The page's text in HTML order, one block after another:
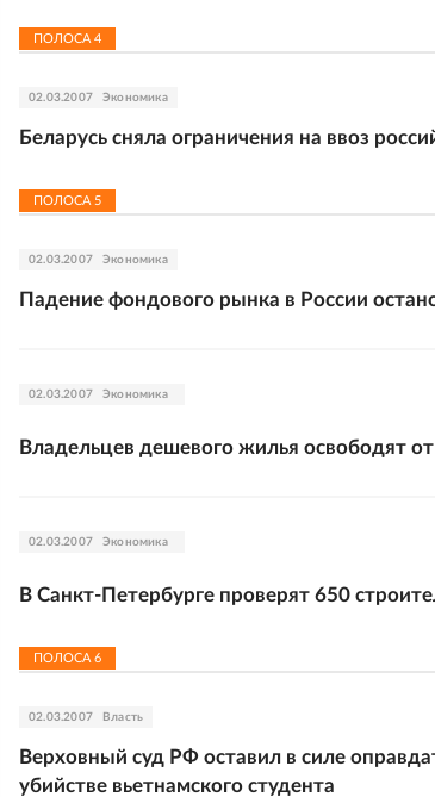
ПОЛОСА 4
02.03.2007 Экономика
Беларусь сняла ограничения на ввоз
ПОЛОСА 5
02.03.2007 Экономика
Падение фондового рынка в России
02.03.2007 Экономика
Владельцев дешевого жилья освободят
02.03.2007 Экономика
В Санкт-Петербурге проверят 650
ПОЛОСА 6
02.03.2007 Власть
Верховный суд РФ оставил в силе
убийстве вьетнамского студента